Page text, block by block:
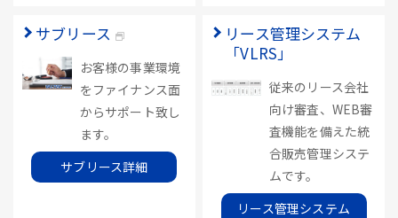
サブリース
お客様の事業環境
をファイナンス面
からサポート致し
ます。
サブリース詳細
リース管理システム
「VLRS」
従来のリース会社
向け審査、WEB審
査機能を備えた統
合販売管理システ
ムです。
リース管理システム